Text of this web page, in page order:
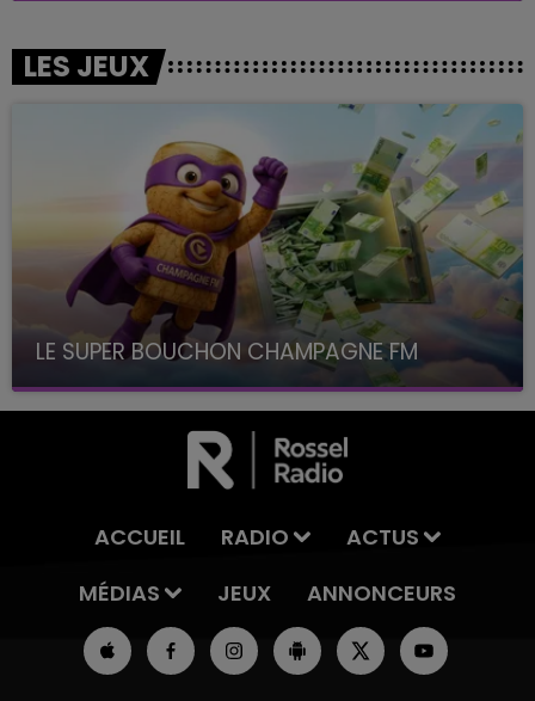
LES JEUX
LE SUPER BOUCHON CHAMPAGNE FM
avec La Famille Champagne FM, à 8H10
ACCUEIL RADIO
ACTUS
MÉDIAS
JEUX ANNONCEURS